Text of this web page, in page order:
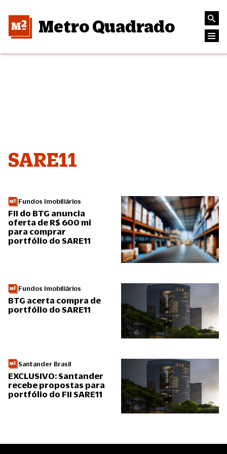
Metro Quadrado
SARE11
Fundos Imobiliários
FII do BTG anuncia
oferta de R$ 600 mi
para comprar
portfólio do SARE11
Fundos Imobiliários
BTG acerta compra de
portfólio do SARE11
Santander Brasil
EXCLUSIVO: Santander
recebe propostas para
portfólio do FII SARE11